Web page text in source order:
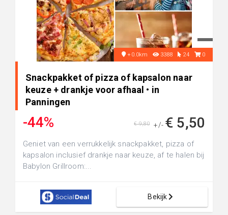
+0.0km 3388 24 0
Snackpakket of pizza of kapsalon naar
keuze + drankje voor afhaal • in
Panningen
-44% +/- € 5,50
€ 9,80
Geniet van een verrukkelijk snackpakket, pizza of
kapsalon inclusief drankje naar keuze, af te halen bij
Babylon Grillroom:...
Bekijk